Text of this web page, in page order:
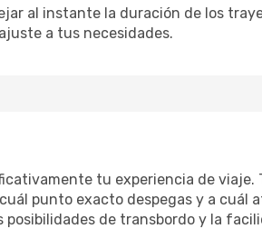
al instante la duración de los
a tus necesidades.
tu experiencia de viaje.
punto exacto despegas y a cuál
de transbordo y la